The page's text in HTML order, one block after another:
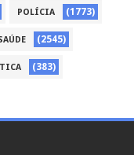
POLÍCIA (1773)
(2545)
(383)